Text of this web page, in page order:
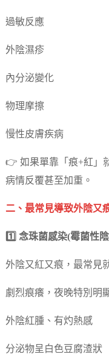
過敏反應
外陰濕疹
內分泌變化
物理摩擦
慢性皮膚疾病
👉 如果單靠「痕+紅」
病情反覆甚至加重。
二、最常見導致外陰又
1️⃣ 念珠菌感染(霉菌性
外陰又紅又痕，最常見
劇烈痕癢，夜晚特別明
外陰紅腫、有灼熱感
分泌物呈白色豆腐渣狀